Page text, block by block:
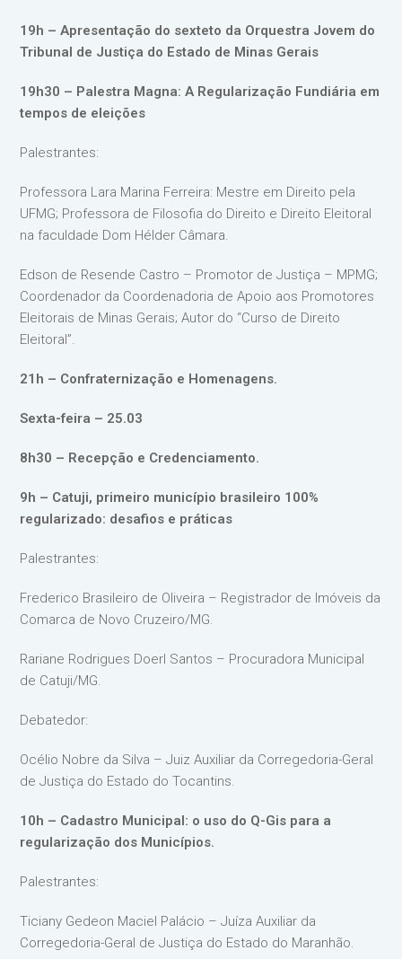
19h – Apresentação do sexteto da Orquestra Jovem do
Tribunal de Justiça do Estado de Minas Gerais
19h30 – Palestra Magna: A Regularização Fundiária em
tempos de eleições
Palestrantes:
Professora Lara Marina Ferreira: Mestre em Direito pela
UFMG; Professora de Filosofia do Direito e Direito Eleitoral
na faculdade Dom Hélder Câmara.
Edson de Resende Castro – Promotor de Justiça – MPMG;
Coordenador da Coordenadoria de Apoio aos Promotores
Eleitorais de Minas Gerais; Autor do “Curso de Direito
Eleitoral”.
21h – Confraternização e Homenagens.
Sexta-feira – 25.03
8h30 – Recepção e Credenciamento.
9h – Catuji, primeiro município brasileiro 100%
regularizado: desafios e práticas
Palestrantes:
Frederico Brasileiro de Oliveira – Registrador de Imóveis da
Comarca de Novo Cruzeiro/MG.
Rariane Rodrigues Doerl Santos – Procuradora Municipal
de Catuji/MG.
Debatedor:
Océlio Nobre da Silva – Juiz Auxiliar da Corregedoria-Geral
de Justiça do Estado do Tocantins.
10h – Cadastro Municipal: o uso do Q-Gis para a
regularização dos Municípios.
Palestrantes:
Ticiany Gedeon Maciel Palácio – Juíza Auxiliar da
Corregedoria-Geral de Justiça do Estado do Maranhão.